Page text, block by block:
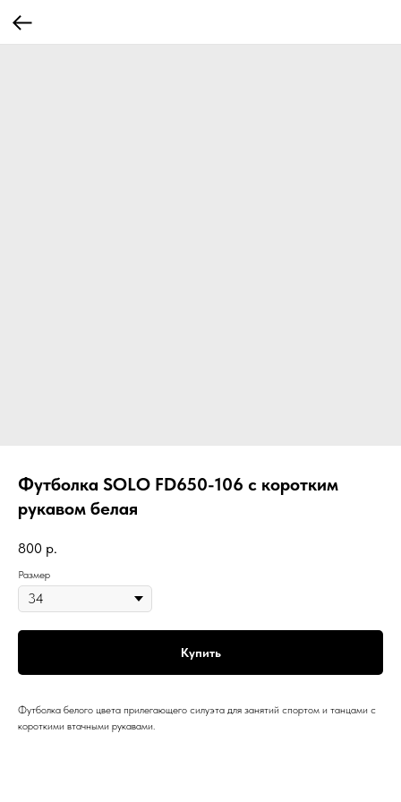
Футболка SOLO FD650-106 с коротким
рукавом белая
800 р.
Размер
Купить
Футболка белого цвета прилегающего силуэта для занятий спортом и танцами с
короткими втачными рукавами.